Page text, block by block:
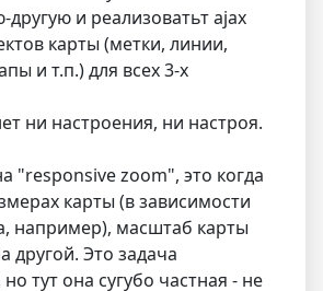
другую и реализоватьт ajax
карты (метки, линии,
и т.п.) для всех 3-х
ни настроения, ни настроя.
"responsive zoom", это когда
карты (в зависимости
например), масштаб карты
другой. Это задача
тут она сугубо частная - не